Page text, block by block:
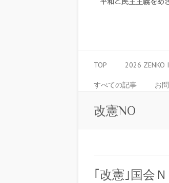
TOP 2026 ZENKO
すべての記事 お
改憲NO
｢改憲｣国会